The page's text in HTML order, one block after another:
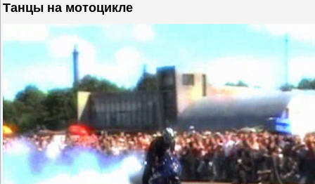
Танцы на мотоцикле